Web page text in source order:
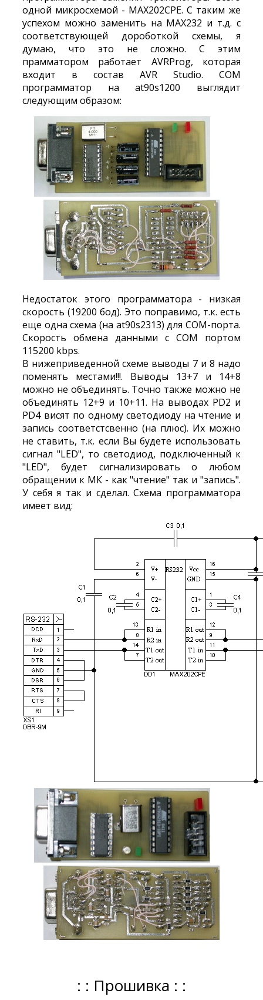
одной микросхемой - MAX202CPE. С таким же
успехом можно заменить на MAX232 и т.д. с
соответствующей дороботкой схемы, я
думаю, что это не сложно. С этим
прамматором работает AVRProg, которая
входит в состав AVR Studio. COM
программатор на at90s1200 выглядит
следующим образом:
Недостаток этого программатора - низкая
скорость (19200 бод). Это поправимо, т.к. есть
еще одна схема (на at90s2313) для COM-порта.
Скорость обмена данными с COM портом
115200 kbps.
В нижеприведенной схеме выводы 7 и 8 надо
поменять местами!!!. Выводы 13+7 и 14+8
можно не объединять. Точно также можно не
объединять 12+9 и 10+11. На выводах PD2 и
PD4 висят по одному светодиоду на чтение и
запись соответстсвенно (на плюс). Их можно
не ставить, т.к. если Вы будете использовать
сигнал "LED", то светодиод, подключенный к
"LED", будет сигнализировать о любом
обращении к МК - как "чтение" так и "запись".
У себя я так и сделал. Схема программатора
имеет вид:
: : Прошивка : :